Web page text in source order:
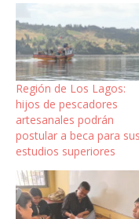
Región de Los Lagos:
hijos de pescadores
artesanales podrán
postular a beca para sus
estudios superiores